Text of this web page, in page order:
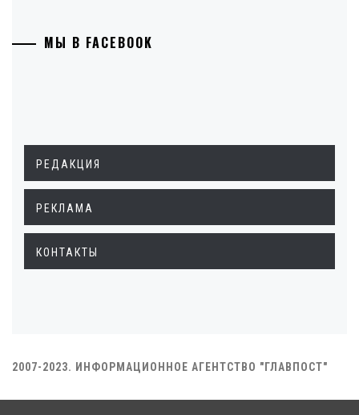
МЫ В FACEBOOK
РЕДАКЦИЯ
РЕКЛАМА
КОНТАКТЫ
2007-2023. ИНФОРМАЦИОННОЕ АГЕНТСТВО "ГЛАВПОСТ"